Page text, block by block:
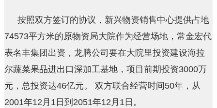
按照双方签订的协议，新兴物资销售中心提供占地
74573平方米的原物资局大院作为经营场地，常金宏代
表名丰集团出资，龙腾公司要在大院里投资建设海拉
尔蔬菜果品进出口深加工基地，项目前期投资3000万
元，总投资达46亿元。 双方联合经营时间50年，从
2001年12月1日到2051年12月1日。